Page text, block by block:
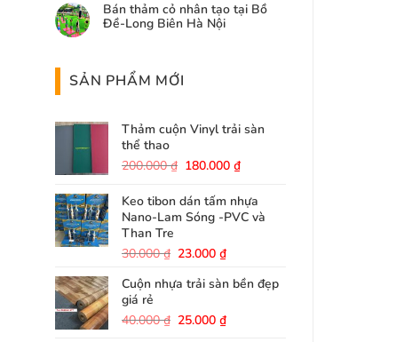
Bán thảm cỏ nhân tạo tại Bồ
Đề-Long Biên Hà Nội
SẢN PHẨM MỚI
Thảm cuộn Vinyl trải sàn
thể thao
200.000₫ Giá
là:
200.000 ₫.
180.000₫Giá
tại
là:
Keo tibon dán tấm nhựa
Nano-Lam Sóng -PVC và
Than Tre
30.000₫ Giá
là:
23.000₫Giá
tại
23.000 ₫.
Cuộn nhựa trải sàn bền đẹp
giá rẻ
40.000₫ Giá
25.000₫Giá